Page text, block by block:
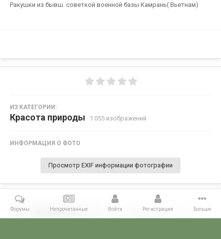
Ракушки из бывш. советкой военной базы Камрань( Вьетнам)
ИЗ КАТЕГОРИИ:
Красота природы · 1 055 изображений
ИНФОРМАЦИЯ О ФОТО
Просмотр EXIF информации фотографии
Поделиться Подписчики 0
Форумы Непрочитанные Войти Регистрация Больше